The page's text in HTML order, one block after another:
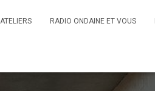
ATELIERS RADIO ONDAINE ET VOUS